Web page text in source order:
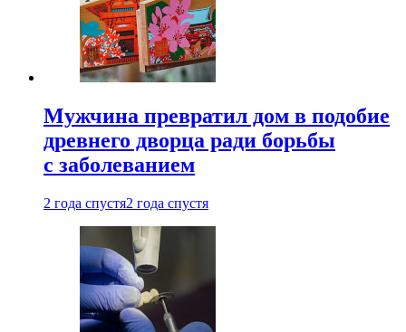
Мужчина превратил дом в подобие
древнего дворца ради борьбы
с заболеванием
2 года спустя2 года спустя